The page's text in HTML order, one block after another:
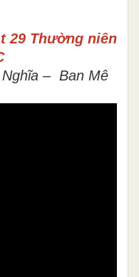
29 Thường niên
– Ban Mê